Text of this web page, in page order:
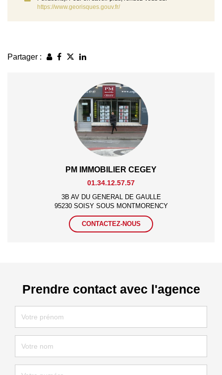
https://www.georisques.gouv.fr/
Partager :
PM IMMOBILIER CEGEY
01.34.12.57.57
3B AV DU GENERAL DE GAULLE
95230 SOISY SOUS MONTMORENCY
CONTACTEZ-NOUS
Prendre contact avec l'agence